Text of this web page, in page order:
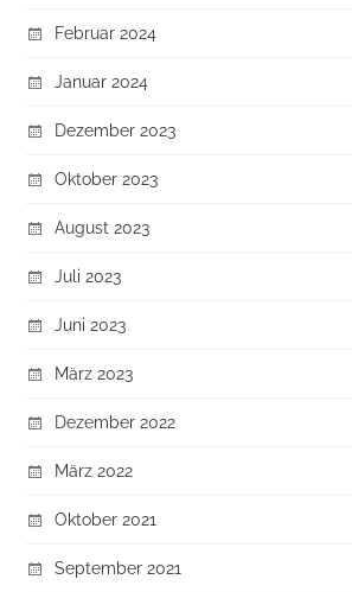
Februar 2024
Januar 2024
Dezember 2023
Oktober 2023
August 2023
Juli 2023
Juni 2023
März 2023
Dezember 2022
März 2022
Oktober 2021
September 2021